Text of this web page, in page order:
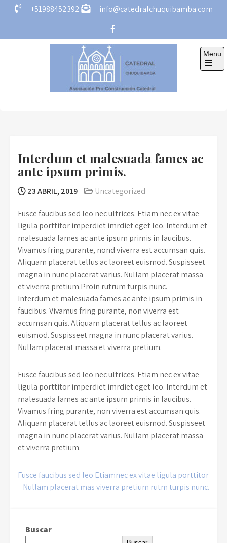
+51988452392 info@catedralchuquibamba.com
Menu
Open
Interdum et malesuada fames ac
ante ipsum primis.
23 ABRIL, 2019 Uncategorized
Fusce faucibus sed leo nec ultrices. Etiam nec ex vitae
ligula porttitor imperdiet imrdiet eget leo. Interdum et
malesuada fames ac ante ipsum primis in faucibus.
Vivamus fring purante, nond viverra est accumsan quis.
Aliquam placerat tellus ac laoreet euismod. Suspisseet
magna in nunc placerat varius. Nullam placerat massa
et viverra pretium.Proin rutrum turpis nunc.
Interdum et malesuada fames ac ante ipsum primis in
faucibus. Vivamus fring purante, non viverra est
accumsan quis. Aliquam placerat tellus ac laoreet
euismod. Suspisseet magna in nunc placerat varius.
Nullam placerat massa et viverra pretium.
Fusce faucibus sed leo nec ultrices. Etiam nec ex vitae
ligula porttitor imperdiet imrdiet eget leo. Interdum et
malesuada fames ac ante ipsum primis in faucibus.
Vivamus fring purante, non viverra est accumsan quis.
Aliquam placerat tellus ac laoreet euismod. Suspisseet
magna in nunc placerat varius. Nullam placerat massa
et viverra pretium.
Navegación
de
Fusce faucibus sed leo Etiamnec ex vitae ligula porttitor
Nullam placerat mas viverra pretium rutm turpis nunc.
Buscar